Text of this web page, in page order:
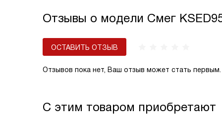
Отзывы о модели Смег
ОСТАВИТЬ ОТЗЫВ
Отзывов пока нет, Ваш отзыв может стать первым.
С этим товаром приобретают